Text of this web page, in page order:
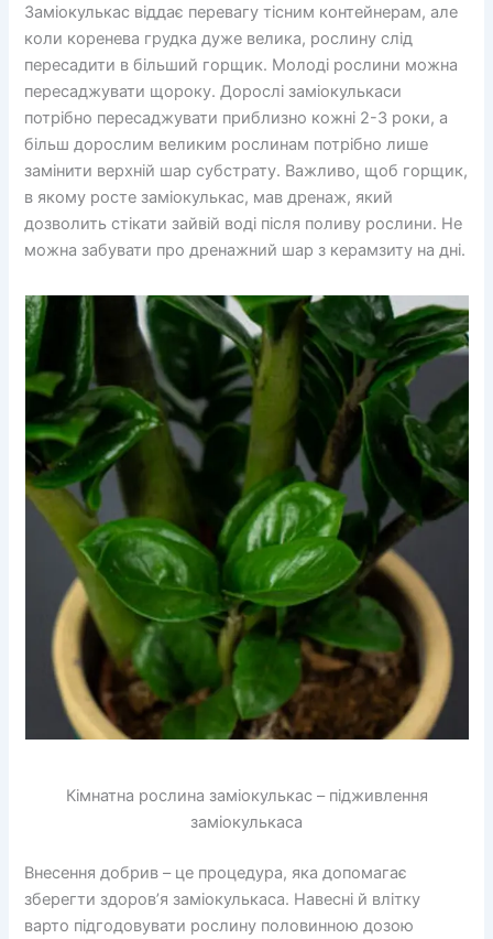
Заміокулькас віддає перевагу тісним контейнерам, але
коли коренева грудка дуже велика, рослину слід
пересадити в більший горщик. Молоді рослини можна
пересаджувати щороку. Дорослі заміокулькаси
потрібно пересаджувати приблизно кожні 2-3 роки, а
більш дорослим великим рослинам потрібно лише
замінити верхній шар субстрату. Важливо, щоб горщик,
в якому росте заміокулькас, мав дренаж, який
дозволить стікати зайвій воді після поливу рослини. Не
можна забувати про дренажний шар з керамзиту на дні.
Кімнатна рослина заміокулькас – підживлення
заміокулькаса
Внесення добрив – це процедура, яка допомагає
зберегти здоров’я заміокулькаса. Навесні й влітку
варто підгодовувати рослину половинною дозою